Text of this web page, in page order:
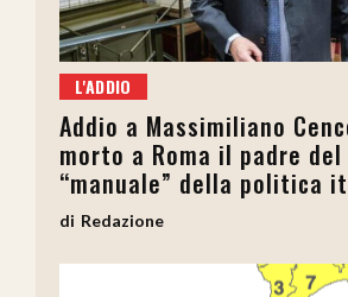
L'ADDIO
Addio a Massimiliano
morto a Roma il padre
“manuale” della politica
Redazione